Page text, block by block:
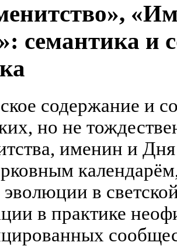
семантика и
содержание и
но не
именин и
в
в практике